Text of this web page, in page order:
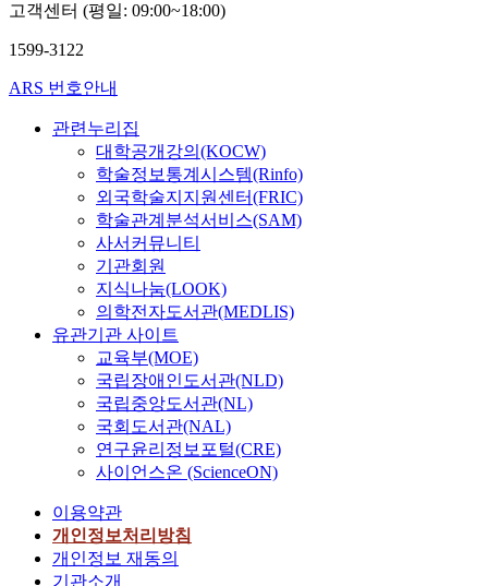
고객센터 (평일: 09:00~18:00)
1599-3122
ARS 번호안내
관련누리집
대학공개강의(KOCW)
학술정보통계시스템(Rinfo)
외국학술지지원센터(FRIC)
학술관계분석서비스(SAM)
사서커뮤니티
기관회원
지식나눔(LOOK)
의학전자도서관(MEDLIS)
유관기관 사이트
교육부(MOE)
국립장애인도서관(NLD)
국립중앙도서관(NL)
국회도서관(NAL)
연구윤리정보포털(CRE)
사이언스온 (ScienceON)
이용약관
개인정보처리방침
개인정보 재동의
기관소개